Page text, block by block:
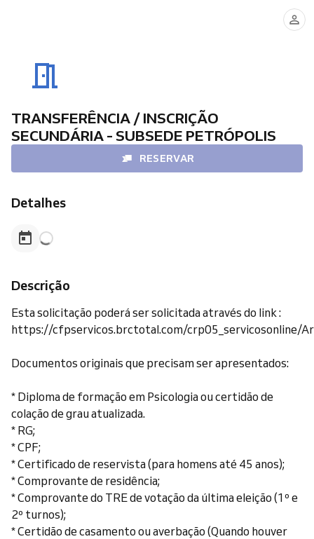
TRANSFERÊNCIA / INSCRIÇÃO
SECUNDÁRIA - SUBSEDE PETRÓPOLIS
RESERVAR
Detalhes
Descrição
Esta solicitação poderá ser solicitada através do link :
https://cfpservicos.brctotal.com/crp05_servicosonline/
Documentos originais que precisam ser apresentados:
* Diploma de formação em Psicologia ou certidão de
colação de grau atualizada.
* RG;
* CPF;
* Certificado de reservista (para homens até 45 anos);
* Comprovante de residência;
* Comprovante do TRE de votação da última eleição (1º e
2º turnos);
* Certidão de casamento ou averbação (Quando houver